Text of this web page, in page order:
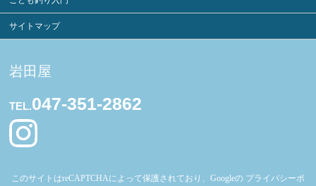
サイトマップ
岩田屋
TEL.047-351-2862
このサイトはreCAPTCHAによって保護されており、Googleの プライバシーポ